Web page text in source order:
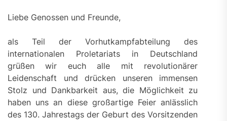
Liebe Genossen und Freunde,
als Teil der Vorhutkampfabteilung des
internationalen Proletariats in Deutschland
grüßen wir euch alle mit revolutionärer
Leidenschaft und drücken unseren immensen
Stolz und Dankbarkeit aus, die Möglichkeit zu
haben uns an diese großartige Feier anlässlich
des 130. Jahrestags der Geburt des Vorsitzenden